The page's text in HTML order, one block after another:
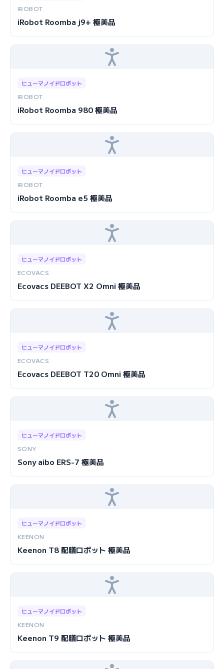
IROBOT
iRobot Roomba j9+ 極美品
ヒューマノイドロボット
IROBOT
iRobot Roomba 980 極美品
ヒューマノイドロボット
IROBOT
iRobot Roomba e5 極美品
ヒューマノイドロボット
ECOVACS
Ecovacs DEEBOT X2 Omni 極美品
ヒューマノイドロボット
ECOVACS
Ecovacs DEEBOT T20 Omni 極美品
ヒューマノイドロボット
SONY
Sony aibo ERS-7 極美品
ヒューマノイドロボット
KEENON
Keenon T8 配膳ロボット 極美品
ヒューマノイドロボット
KEENON
Keenon T9 配膳ロボット 極美品